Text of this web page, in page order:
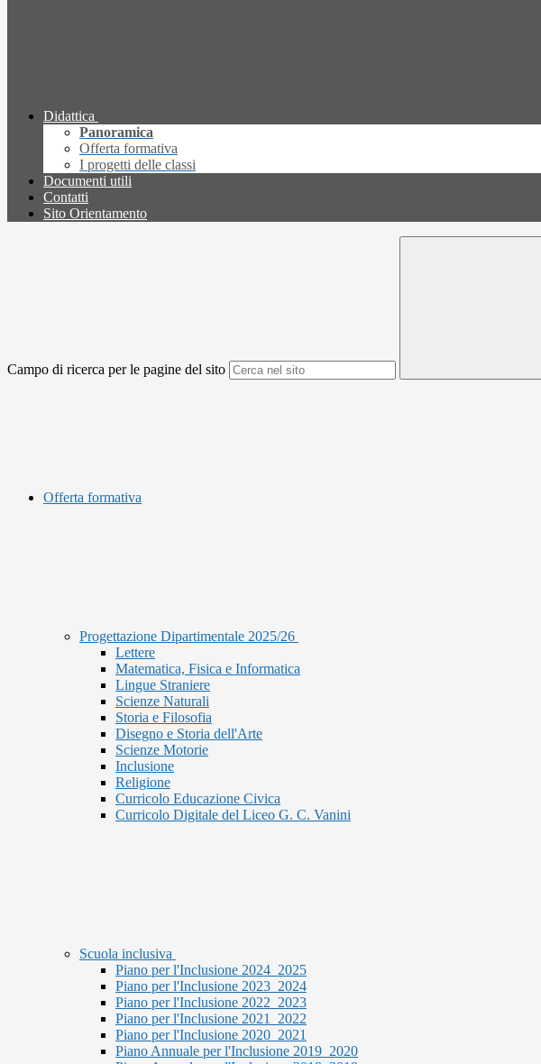
Didattica
Panoramica
Offerta formativa
I progetti delle classi
Documenti utili
Contatti
Sito Orientamento
Campo di ricerca per le pagine del sito
Offerta formativa
Progettazione Dipartimentale 2025/26
Lettere
Matematica, Fisica e Informatica
Lingue Straniere
Scienze Naturali
Storia e Filosofia
Disegno e Storia dell'Arte
Scienze Motorie
Inclusione
Religione
Curricolo Educazione Civica
Curricolo Digitale del Liceo G. C. Vanini
Scuola inclusiva
Piano per l'Inclusione 2024_2025
Piano per l'Inclusione 2023_2024
Piano per l'Inclusione 2022_2023
Piano per l'Inclusione 2021_2022
Piano per l'Inclusione 2020_2021
Piano Annuale per l'Inclusione 2019_2020